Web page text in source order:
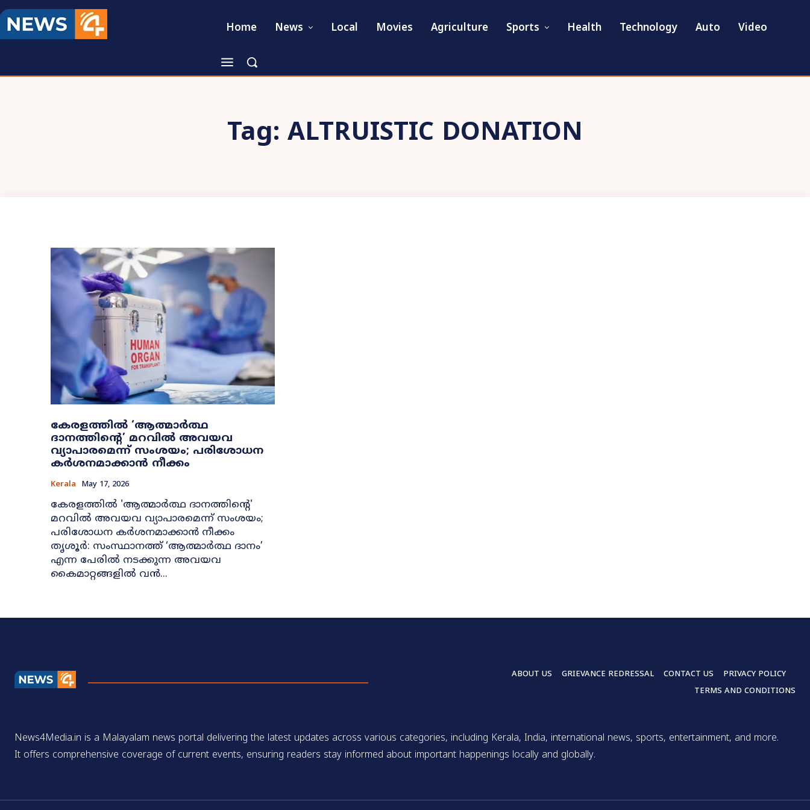
Home News Local Movies Agriculture Sports Health Technology Auto Video
Tag: ALTRUISTIC DONATION
കേരളത്തിൽ ‘ആത്മാർത്ഥ
ദാനത്തിന്റെ’ മറവിൽ അവയവ
വ്യാപാരമെന്ന് സംശയം; പരിശോധന
കർശനമാക്കാൻ നീക്കം
Kerala May 17, 2026
കേരളത്തിൽ 'ആത്മാർത്ഥ ദാനത്തിന്റെ'
മറവിൽ അവയവ വ്യാപാരമെന്ന് സംശയം;
പരിശോധന കർശനമാക്കാൻ നീക്കം
തൃശൂർ: സംസ്ഥാനത്ത് ‘ആത്മാർത്ഥ ദാനം’
എന്ന പേരിൽ നടക്കുന്ന അവയവ
കൈമാറ്റങ്ങളിൽ വൻ...
ABOUT US GRIEVANCE REDRESSAL CONTACT US
PRIVACY POLICY
TERMS AND CONDITIONS
News4Media.in is a Malayalam news portal delivering the latest updates across various categories, including Kerala, India, international news, sports, entertainment, and more.
It offers comprehensive coverage of current events, ensuring readers stay informed about important happenings locally and globally.